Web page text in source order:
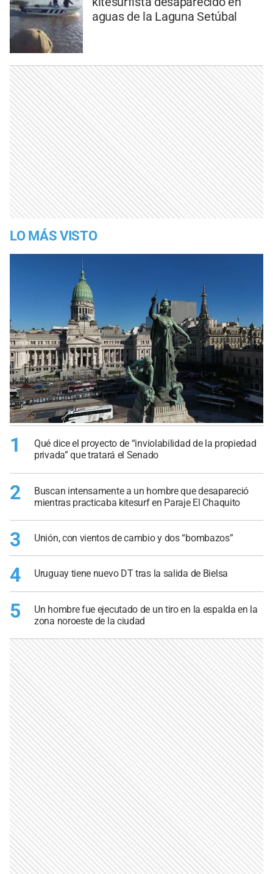
aguas de la Laguna Setúbal
LO MÁS VISTO
1
Qué dice el proyecto de “inviolabilidad de la propiedad
privada” que tratará el Senado
2
Buscan intensamente a un hombre que desapareció
mientras practicaba kitesurf en Paraje El Chaquito
3 Unión, con vientos de cambio y dos “bombazos”
4 Uruguay tiene nuevo DT tras la salida de Bielsa
5
Un hombre fue ejecutado de un tiro en la espalda en la
zona noroeste de la ciudad